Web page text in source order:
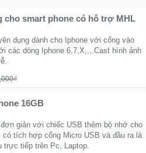
cho smart phone có hỗ trợ MHL
dụng dành cho Iphone với cổng vào
các dòng Iphone 6,7,X,...Cast hình ảnh
16GB
giản với chiếc USB thêm bộ nhớ cho
có tích hợp cổng Micro USB và đầu ra là
trực tiếp trên Pc, Laptop.